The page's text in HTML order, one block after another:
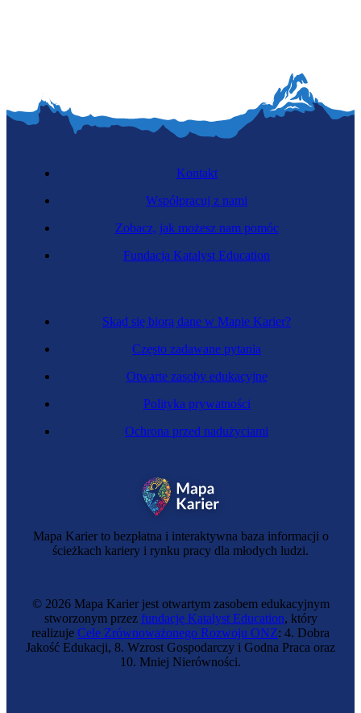
Mapa Karier to bezpłatna i interaktywna baza informacji o
ścieżkach kariery i rynku pracy dla młodych ludzi.
Skąd się biorą dane w Mapie Karier?
Często zadawane pytania
Otwarte zasoby edukacyjne
Polityka prywatności
Ochrona przed nadużyciami
Kontakt
Współpracuj z nami
Zobacz, jak możesz nam pomóc
Fundacja Katalyst Education
© 2026 Mapa Karier jest otwartym zasobem edukacyjnym
stworzonym przez fundację Katalyst Education, który
realizuje Cele Zrównoważonego Rozwoju ONZ: 4. Dobra
Jakość Edukacji, 8. Wzrost Gospodarczy i Godna Praca oraz
10. Mniej Nierówności.